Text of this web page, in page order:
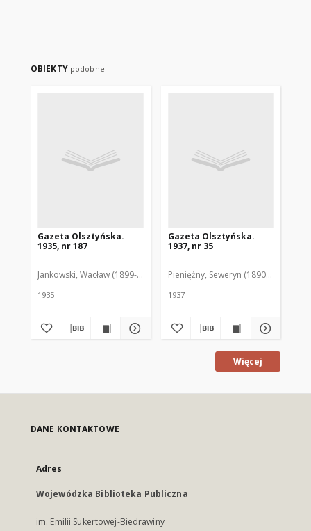
OBIEKTY podobne
Gazeta Olsztyńska.
1935, nr 187
Jankowski, Wacław (1899-1975). Red.
1935
Gazeta Olsztyńska.
1937, nr 35
Pieniężny, Seweryn (1890-1940). Red.
1937
Więcej
DANE KONTAKTOWE
Adres
Wojewódzka Biblioteka Publiczna
im. Emilii Sukertowej-Biedrawiny